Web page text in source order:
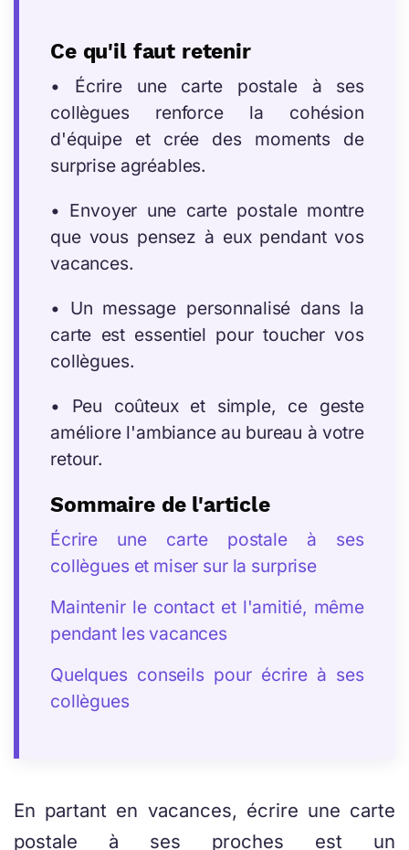
Ce qu'il faut retenir
• Écrire une carte postale à ses
collègues renforce la cohésion
d'équipe et crée des moments de
surprise agréables.
• Envoyer une carte postale montre
que vous pensez à eux pendant vos
vacances.
• Un message personnalisé dans la
carte est essentiel pour toucher vos
collègues.
• Peu coûteux et simple, ce geste
améliore l'ambiance au bureau à votre
retour.
Sommaire de l'article
Écrire une carte postale à ses
collègues et miser sur la surprise
Maintenir le contact et l'amitié, même
pendant les vacances
Quelques conseils pour écrire à ses
collègues
En partant en vacances, écrire une carte
postale à ses proches est un